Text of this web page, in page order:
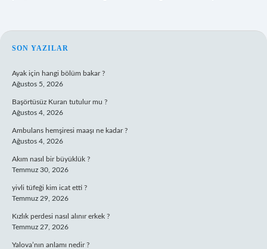
SIDEBAR
SON YAZILAR
Ayak için hangi bölüm bakar ?
Ağustos 5, 2026
Başörtüsüz Kuran tutulur mu ?
Ağustos 4, 2026
Ambulans hemşiresi maaşı ne kadar ?
Ağustos 4, 2026
Akım nasıl bir büyüklük ?
Temmuz 30, 2026
yivli tüfeği kim icat etti ?
Temmuz 29, 2026
Kızlık perdesi nasıl alınır erkek ?
Temmuz 27, 2026
Yalova’nın anlamı nedir ?